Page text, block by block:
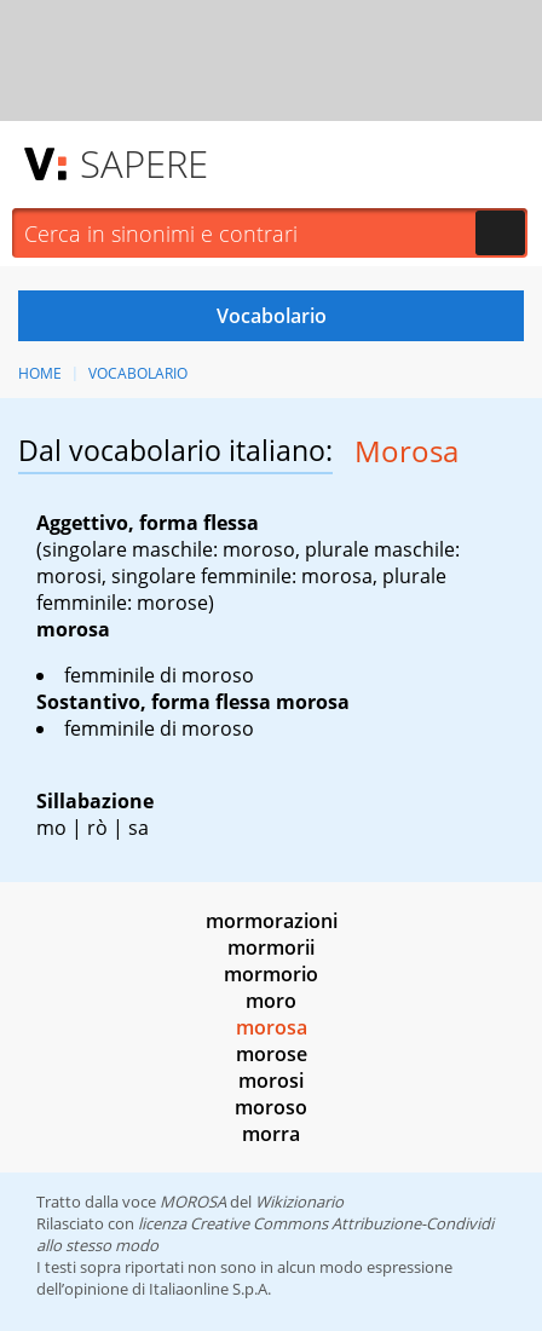
SAPERE
HOME VOCABOLARIO
Dal vocabolario italiano: Morosa
Aggettivo, forma flessa
(singolare maschile: moroso, plurale maschile:
morosi, singolare femminile: morosa, plurale
femminile: morose)
morosa
femminile di moroso
Sostantivo, forma flessa morosa
femminile di moroso
Sillabazione
mo | rò | sa
mormorazioni
mormorii
mormorio
moro
morosa
morose
morosi
moroso
morra
Tratto dalla voce MOROSAdel Wikizionario
Rilasciato con licenza Creative Commons Attribuzione-Condividi
allo stesso modo
I testi sopra riportati non sono in alcun modo espressione
dell’opinione di Italiaonline S.p.A.